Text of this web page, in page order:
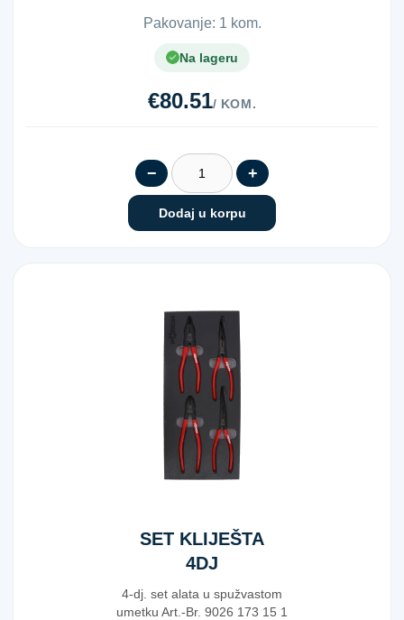
Pakovanje: 1 kom.
Na lageru
€80.51/ KOM.
− +
Dodaj u korpu
SET KLIJEŠTA
4DJ
4-dj. set alata u spužvastom
umetku Art.-Br. 9026 173 15 1